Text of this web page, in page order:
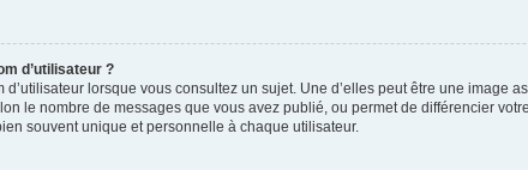
d’utilisateur ?
lorsque vous consultez un sujet. Une d’elles peut être une image
le nombre de messages que vous avez publié, ou permet de différencier
souvent unique et personnelle à chaque utilisateur.